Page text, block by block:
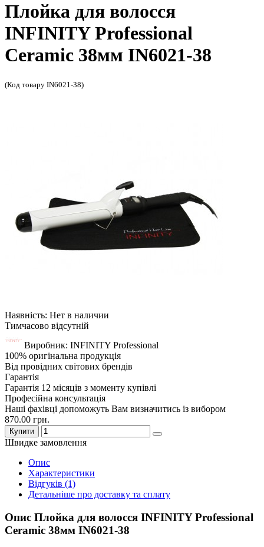
Плойка для волосся
INFINITY Professional
Ceramic 38мм IN6021-38
(Код товару IN6021-38)
Наявність: Нет в наличии
Тимчасово відсутній
Виробник: INFINITY Professional
100% оригінальна продукція
Від провідних світових брендів
Гарантія
Гарантія 12 місяців з моменту купівлі
Професійна консультація
Наші фахівці допоможуть Вам визначитись із вибором
870.00 грн.
Купити
Швидке замовлення
Опис
Характеристики
Відгуків (1)
Детальніше про доставку та сплату
Опис Плойка для волосся INFINITY Professional
Ceramic 38мм IN6021-38